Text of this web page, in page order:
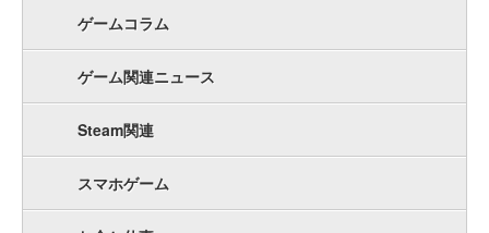
ゲームコラム
ゲーム関連ニュース
Steam関連
スマホゲーム